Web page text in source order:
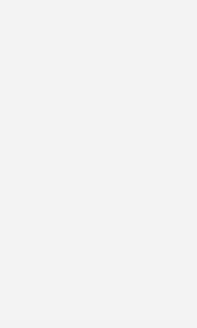
insbesondere
das einfache
Ablauf über
hinweg
das
zu
führt.
den End-User-
über die
in speziellen